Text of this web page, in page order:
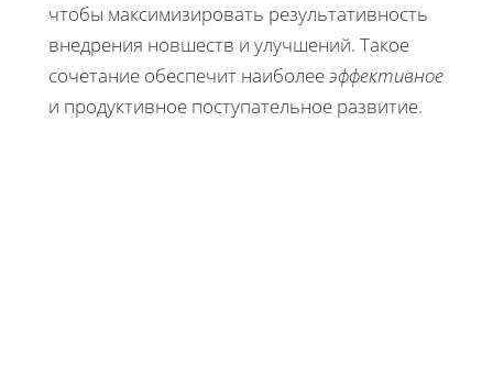
чтобы максимизировать результативность
внедрения новшеств и улучшений. Такое
сочетание обеспечит наиболееэффективное
и продуктивное поступательное развитие.